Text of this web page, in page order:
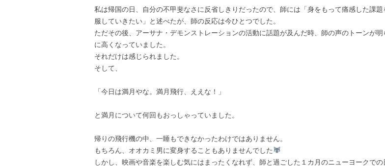
私は帰国の日、自分の不甲斐なさに反省しきりだったので、師には「身をもって痛感した課題
服していきたい」と述べたが、師の反応は今ひとつでした。
ただその後、アーサナ・デモンストレーションの活動に話題が及んだ時、師の声のトーンが明
に高くなっていました。
それだけは感じられました。
そして、
「今日は満月やな。満月飛行、ええな！」
と満月について何回もおっしゃっていました。
帰りの飛行機の中、一睡もできなかったわけではありません。
もちろん、オオカミ男に変身することもありませんでした
しかし、映画や音楽を楽しむ気にはまったくなれず、師と過ごした１カ月のニューヨークでの